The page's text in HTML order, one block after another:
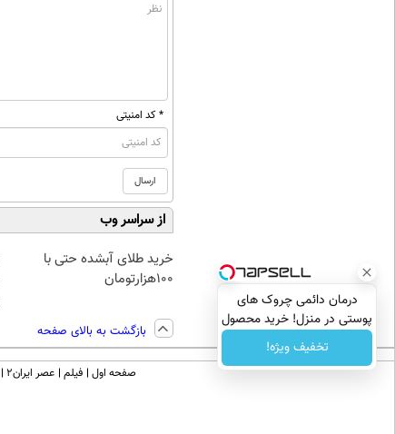
* کد امنیتی
از سراسر وب
خرید طلای آبشده حتی با
۱۰۰هزارتومان
بازگشت به بالای صفحه
درمان دائمی چروک های
پوستی در منزل! خرید محصول
با تخفیف
تخفیف ویژه!
صفحه اول فیلم عصر ایران۲